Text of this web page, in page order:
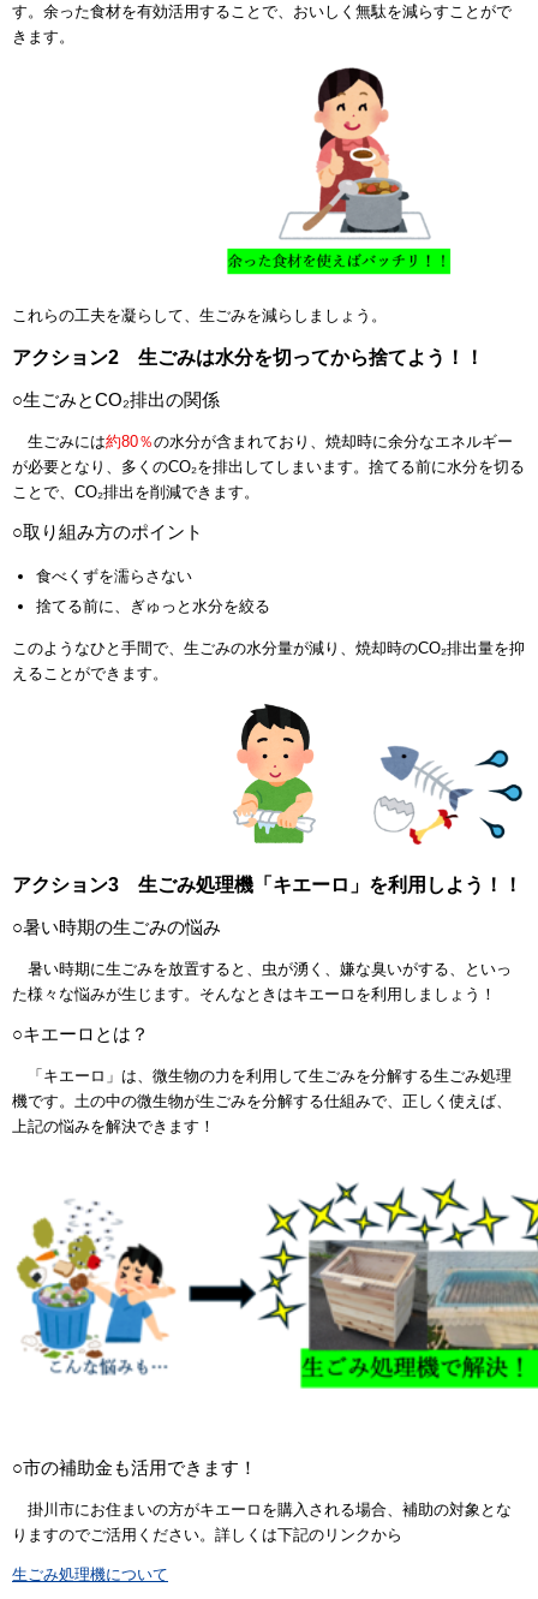
す。余った食材を有効活用することで、おいしく無駄を減らすことがで
きます。
これらの工夫を凝らして、生ごみを減らしましょう。
アクション2 生ごみは水分を切ってから捨てよう！！
○生ごみとCO₂排出の関係
生ごみには約80％の水分が含まれており、焼却時に余分なエネルギー
が必要となり、多くのCO₂を排出してしまいます。捨てる前に水分を切る
ことで、CO₂排出を削減できます。
○取り組み方のポイント
食べくずを濡らさない
捨てる前に、ぎゅっと水分を絞る
このようなひと手間で、生ごみの水分量が減り、焼却時のCO₂排出量を抑
えることができます。
アクション3 生ごみ処理機「キエーロ」を利用しよう！！
○暑い時期の生ごみの悩み
暑い時期に生ごみを放置すると、虫が湧く、嫌な臭いがする、といっ
た様々な悩みが生じます。そんなときはキエーロを利用しましょう！
○キエーロとは？
「キエーロ」は、微生物の力を利用して生ごみを分解する生ごみ処理
機です。土の中の微生物が生ごみを分解する仕組みで、正しく使えば、
上記の悩みを解決できます！
○市の補助金も活用できます！
掛川市にお住まいの方がキエーロを購入される場合、補助の対象とな
りますのでご活用ください。詳しくは下記のリンクから
生ごみ処理機について